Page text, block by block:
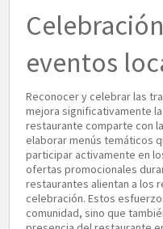
eventos
Reconocer y celebrar las
mejora significativamente
restaurante comparte con
elaborar menús temáticos
participar activamente en
ofertas promocionales
restaurantes alientan a los
celebración. Estos
comunidad, sino que